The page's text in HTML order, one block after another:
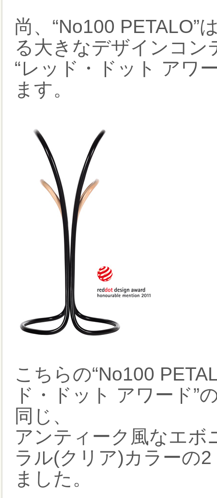
尚、“No100 PETALO”
る大きなデザインコン
“レッド・ドット アワ
ます。
こちらの“No100
ド・ドット アワード”
同じ、
アンティーク風なエボ
ラル(クリア)カラーの
ました。